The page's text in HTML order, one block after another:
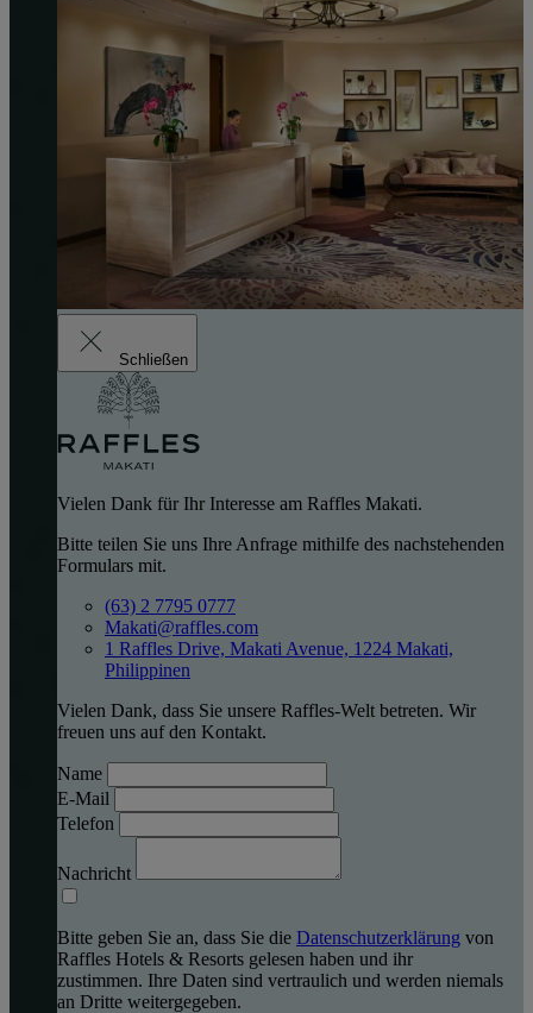
Schließen
Vielen Dank für Ihr Interesse am Raffles Makati.
Bitte teilen Sie uns Ihre Anfrage mithilfe des nachstehenden
Formulars mit.
(63) 2 7795 0777
Makati@raffles.com
1 Raffles Drive, Makati Avenue, 1224 Makati,
Philippinen
Vielen Dank, dass Sie unsere Raffles-Welt betreten. Wir
freuen uns auf den Kontakt.
Name
E-Mail
Telefon
Nachricht
Bitte geben Sie an, dass Sie die Datenschutzerklärung von
Raffles Hotels & Resorts gelesen haben und ihr
zustimmen. Ihre Daten sind vertraulich und werden niemals
an Dritte weitergegeben.